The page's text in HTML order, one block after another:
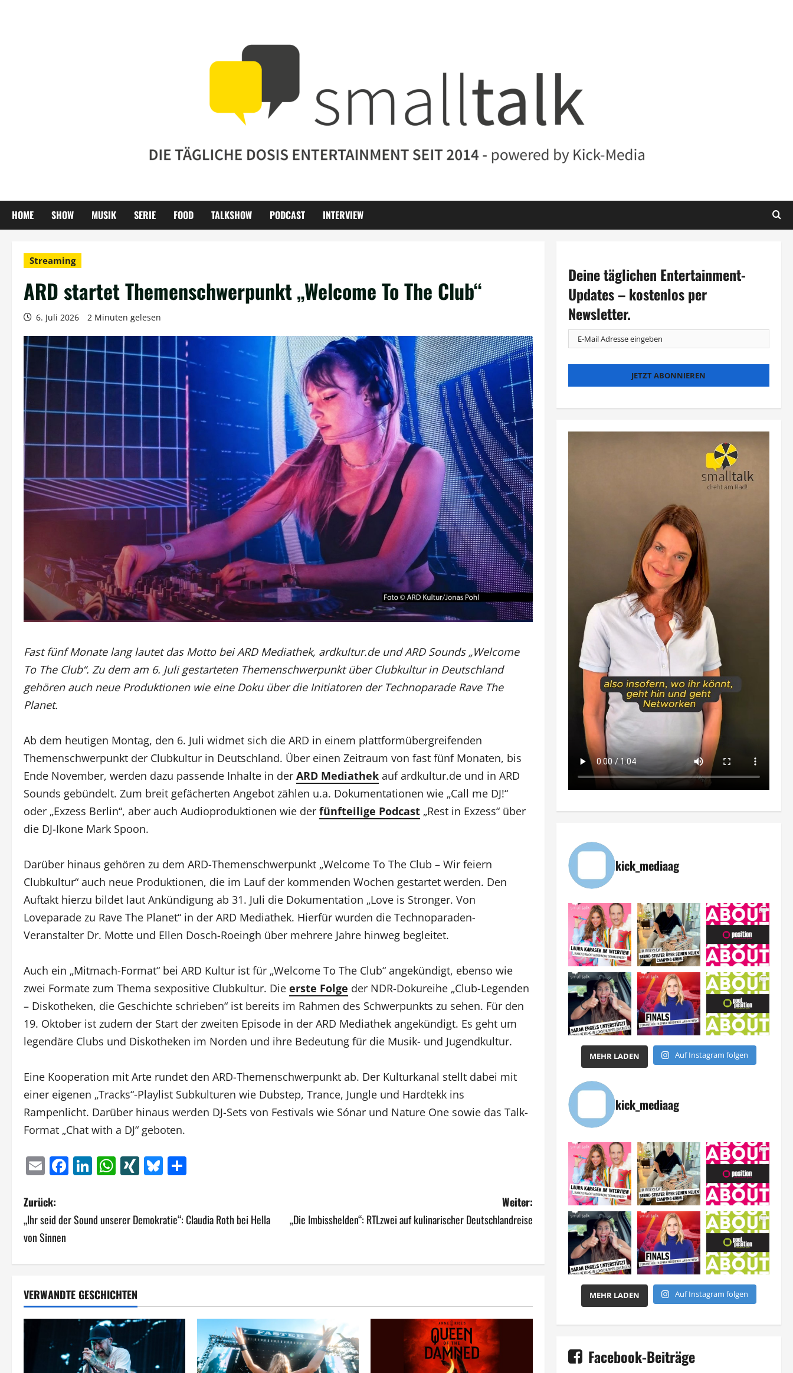
HOME SHOW MUSIK SERIE FOOD TALKSHOW PODCAST INTERVIEW
Streaming
ARD startet Themenschwerpunkt „Welcome To The Club“
6. Juli 2026 2 Minuten gelesen
Fast fünf Monate lang lautet das Motto bei ARD Mediathek, ardkultur.de und ARD Sounds „Welcome
To The Club“. Zu dem am 6. Juli gestarteten Themenschwerpunkt über Clubkultur in Deutschland
gehören auch neue Produktionen wie eine Doku über die Initiatoren der Technoparade Rave The
Planet.
Ab dem heutigen Montag, den 6. Juli widmet sich die ARD in einem plattformübergreifenden
Themenschwerpunkt der Clubkultur in Deutschland. Über einen Zeitraum von fast fünf Monaten, bis
Ende November, werden dazu passende Inhalte in der ARD Mediathek auf ardkultur.de und in ARD
Sounds gebündelt. Zum breit gefächerten Angebot zählen u.a. Dokumentationen wie „Call me DJ!“
oder „Exzess Berlin“, aber auch Audioproduktionen wie der fünfteilige Podcast „Rest in Exzess“ über
die DJ-Ikone Mark Spoon.
Darüber hinaus gehören zu dem ARD-Themenschwerpunkt „Welcome To The Club – Wir feiern
Clubkultur“ auch neue Produktionen, die im Lauf der kommenden Wochen gestartet werden. Den
Auftakt hierzu bildet laut Ankündigung ab 31. Juli die Dokumentation „Love is Stronger. Von
Loveparade zu Rave The Planet“ in der ARD Mediathek. Hierfür wurden die Technoparaden-
Veranstalter Dr. Motte und Ellen Dosch-Roeingh über mehrere Jahre hinweg begleitet.
Auch ein „Mitmach-Format“ bei ARD Kultur ist für „Welcome To The Club“ angekündigt, ebenso wie
zwei Formate zum Thema sexpositive Clubkultur. Die erste Folge der NDR-Dokureihe „Club-Legenden
– Diskotheken, die Geschichte schrieben“ ist bereits im Rahmen des Schwerpunkts zu sehen. Für den
19. Oktober ist zudem der Start der zweiten Episode in der ARD Mediathek angekündigt. Es geht um
legendäre Clubs und Diskotheken im Norden und ihre Bedeutung für die Musik- und Jugendkultur.
Eine Kooperation mit Arte rundet den ARD-Themenschwerpunkt ab. Der Kulturkanal stellt dabei mit
einer eigenen „Tracks“-Playlist Subkulturen wie Dubstep, Trance, Jungle und Hardtekk ins
Rampenlicht. Darüber hinaus werden DJ-Sets von Festivals wie Sónar und Nature One sowie das Talk-
Format „Chat with a DJ“ geboten.
EmailFacebook
LinkedIn
WhatsApp
XINGBluesky
B
e
r
a
Zurück:
„Ihr seid der Sound unserer Demokratie“: Claudia Roth bei Hella
von Sinnen
Weiter:
„Die Imbisshelden“: RTLzwei auf kulinarischer Deutschlandreise
VERWANDTE GESCHICHTEN
Deine täglichen Entertainment-
Updates – kostenlos per
Newsletter.
kick_mediaag
MEHR LADEN Auf Instagram folgen
kick_mediaag
MEHR LADEN Auf Instagram folgen
Facebook-Beiträge